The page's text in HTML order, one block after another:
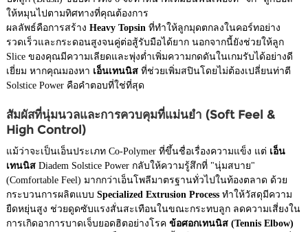
ให้หมุนไปตามทิศทางที่คุณต้องการ
ผลลัพธ์คือการสร้าง Heavy Topsin ที่ทำให้ลูกมุดตกลงในคอร์ทอย่าง
รวดเร็วและกระดอนสูงจนคู่ต่อสู้รับมือได้ยาก นอกจากนี้ยังช่วยให้ลูก
Slice ของคุณมีความเลียดและพุ่งต่ำเพิ่มความกดดันในเกมรับได้อย่างดี
เยี่ยม หากคุณมองหา เอ็นเทนนิส ที่ช่วยเพิ่มสปินโดยไม่ต้องเปลี่ยนท่าตี
Solstice Power คือคำตอบที่ใช่ที่สุด
สัมผัสที่นุ่มนวลและการควบคุมที่แม่นยำ (Soft Feel &
High Control)
แม้ว่าจะเป็นเอ็นประเภท Co-Polymer ที่ขึ้นชื่อเรื่องความแข็ง แต่ เอ็น
เทนนิส Diadem Solstice Power กลับให้ความรู้สึกที่ "นุ่มสบาย"
(Comfortable Feel) มากกว่าเอ็นโพลีมาตรฐานทั่วไปในท้องตลาด ด้วย
กระบวนการผลิตแบบ Specialized Extrusion Process ทำให้วัสดุมีความ
ยืดหยุ่นสูง ช่วยดูดซับแรงสั่นสะเทือนในขณะกระทบลูก ลดความเสี่ยงใน
การเกิดอาการบาดเจ็บยอดฮิตอย่างโรค ข้อศอกเทนนิส (Tennis Elbow)